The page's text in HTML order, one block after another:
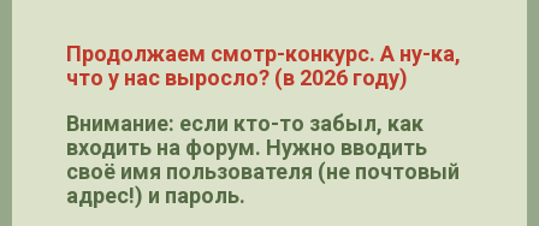
Продолжаем смотр-конкурс. А ну-ка,
что у нас выросло? (в 2026 году)
Внимание: если кто-то забыл, как
входить на форум. Нужно вводить
своё имя пользователя (не почтовый
адрес!) и пароль.